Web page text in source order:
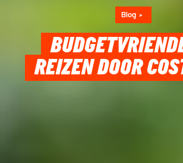
Blog
REIZEN DOOR